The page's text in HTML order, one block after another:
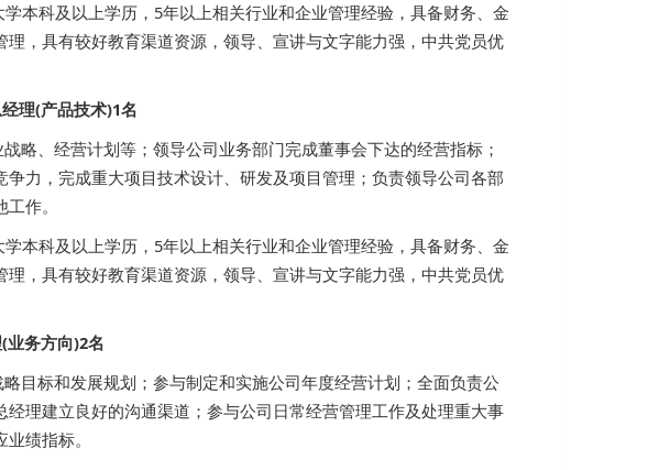
本科及以上学历，5年以上相关行业和企业管理经验，具备财务、金
，具有较好教育渠道资源，领导、宣讲与文字能力强，中共党员优
理(产品技术)1名
略、经营计划等；领导公司业务部门完成董事会下达的经营指标；
力，完成重大项目技术设计、研发及项目管理；负责领导公司各部
作。
本科及以上学历，5年以上相关行业和企业管理经验，具备财务、金
，具有较好教育渠道资源，领导、宣讲与文字能力强，中共党员优
业务方向)2名
目标和发展规划；参与制定和实施公司年度经营计划；全面负责公
理建立良好的沟通渠道；参与公司日常经营管理工作及处理重大事
绩指标。